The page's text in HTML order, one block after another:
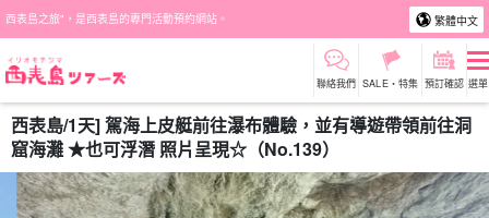
西表島之旅"，是西表島的專門活動預約網站。 繁體中文
聯絡我們 SALE・特集 預訂確認 選單
西表島/1天] 駕海上皮艇前往瀑布體驗，並有導遊帶領前往洞
窟海灘 ★也可浮潛 照片呈現☆（No.139）